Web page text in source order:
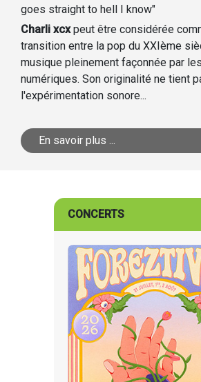
goes straight to hell I know"
Charli xcxpeut être considérée
transition entre la pop du XXIème
musique pleinement façonnée par
numériques. Son originalité ne tient
l'expérimentation sonore...
En savoir plus ...
CONCERTS